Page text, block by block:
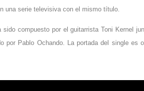
una serie televisiva con el mismo título.
sido compuesto por el guitarrista Toni Kernel
por Pablo Ochando. La portada del single es